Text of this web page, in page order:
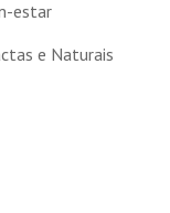
estar
e Naturais